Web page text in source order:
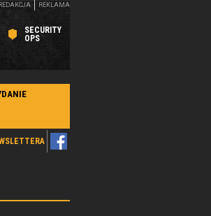
SECURITY
OPS
REKLAMA